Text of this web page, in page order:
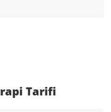
Tarifi